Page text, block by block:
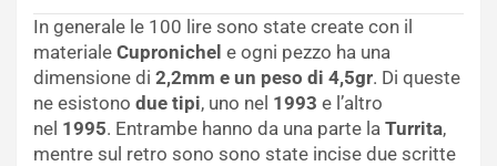
In generale le 100 lire sono state create con il
materiale Cupronichel e ogni pezzo ha una
dimensione di 2,2mm e un peso di 4,5gr. Di queste
ne esistono due tipi, uno nel 1993 e l’altro
nel 1995. Entrambe hanno da una parte la Turrita,
mentre sul retro sono sono state incise due scritte